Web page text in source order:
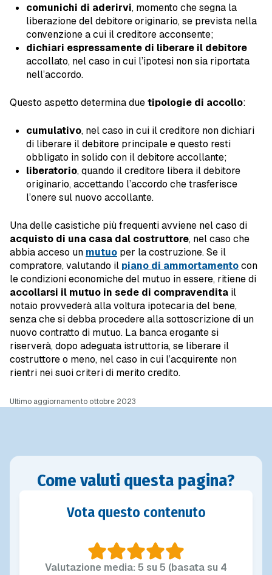
comunichi di aderirvi, momento che segna la
liberazione del debitore originario, se prevista nella
convenzione a cui il creditore acconsente;
dichiari espressamente di liberare il debitore
accollato, nel caso in cui l’ipotesi non sia riportata
nell’accordo.
Questo aspetto determina duetipologie di accollo:
cumulativo, nel caso in cui il creditore non dichiari
di liberare il debitore principale e questo resti
obbligato in solido con il debitore accollante;
liberatorio, quando il creditore libera il debitore
originario, accettando l’accordo che trasferisce
l’onere sul nuovo accollante.
Una delle casistiche più frequenti avviene nel caso di
acquisto di una casa dal costruttore, nel caso che
abbia acceso un mutuo per la costruzione. Se il
compratore, valutando il piano di ammortamentocon
le condizioni economiche del mutuo in essere, ritiene di
accollarsi il mutuo in sede di compravendita il
notaio provvederà alla voltura ipotecaria del bene,
senza che si debba procedere alla sottoscrizione di un
nuovo contratto di mutuo. La banca erogante si
riserverà, dopo adeguata istruttoria, se liberare il
costruttore o meno, nel caso in cui l’acquirente non
rientri nei suoi criteri di merito credito.
Ultimo aggiornamento ottobre 2023
Come valuti questa pagina?
Vota questo contenuto
Valutazione media: 5 su 5 (basata su 4